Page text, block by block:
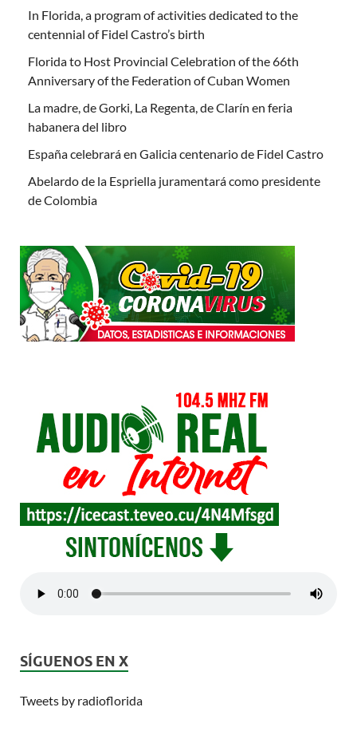
In Florida, a program of activities dedicated to the
centennial of Fidel Castro’s birth
Florida to Host Provincial Celebration of the 66th
Anniversary of the Federation of Cuban Women
La madre, de Gorki, La Regenta, de Clarín en feria
habanera del libro
España celebrará en Galicia centenario de Fidel Castro
Abelardo de la Espriella juramentará como presidente
de Colombia
SÍGUENOS EN X
Tweets by radioflorida